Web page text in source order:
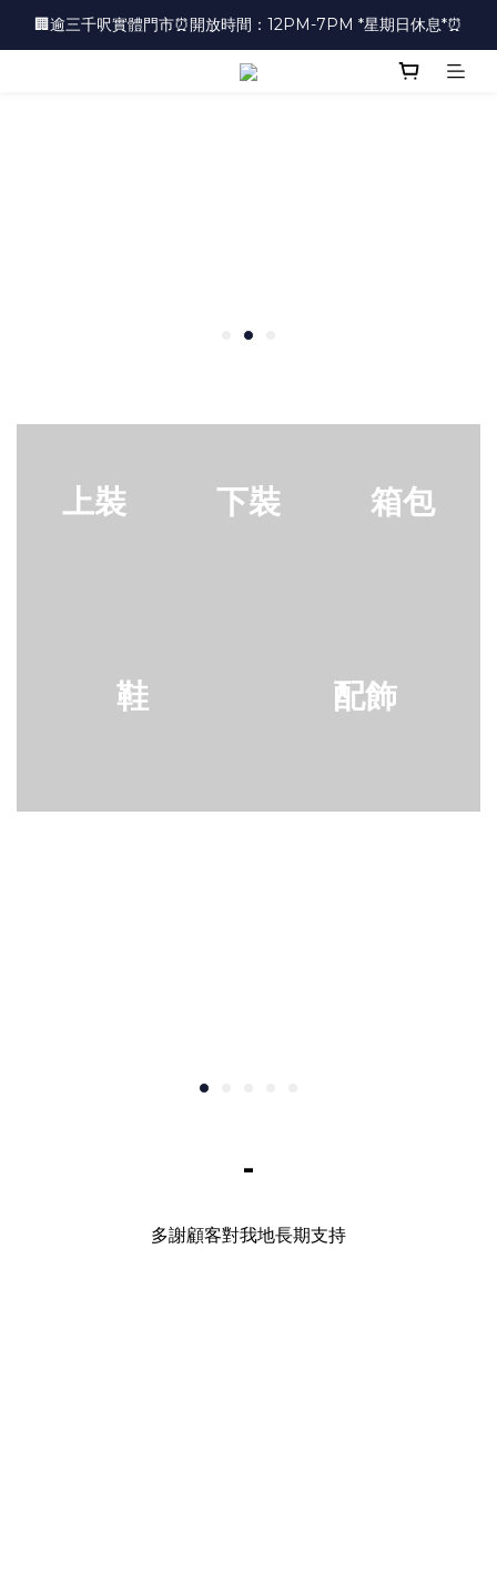
🏢逾三千呎實體門市⏰開放時間：12PM-7PM *星期日休息*⏰
🏢逾三千呎實體門市⏰開放時間：12PM-7PM *星期日休息*⏰
👜📣 歡迎隨時光臨 📣💍
上裝 下裝 箱包
鞋 配飾
-
多謝顧客對我地長期支持